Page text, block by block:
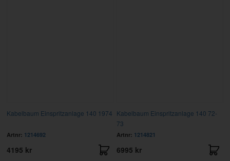
Kabelbaum Einspritzanlage 140 1974
Artnr: 1214692
4195 kr
Kabelbaum Einspritzanlage 140 72-
73
Artnr: 1214821
6995 kr